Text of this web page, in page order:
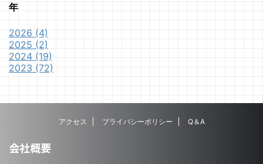
年
2026 (4)
2025 (2)
2024 (19)
2023 (72)
アクセス プライバシーポリシー Q＆A
会社概要